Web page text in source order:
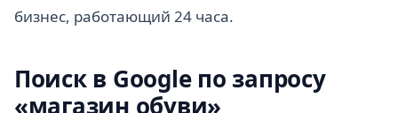
бизнес, работающий 24 часа.
Поиск в Google по запросу
«магазин обуви»